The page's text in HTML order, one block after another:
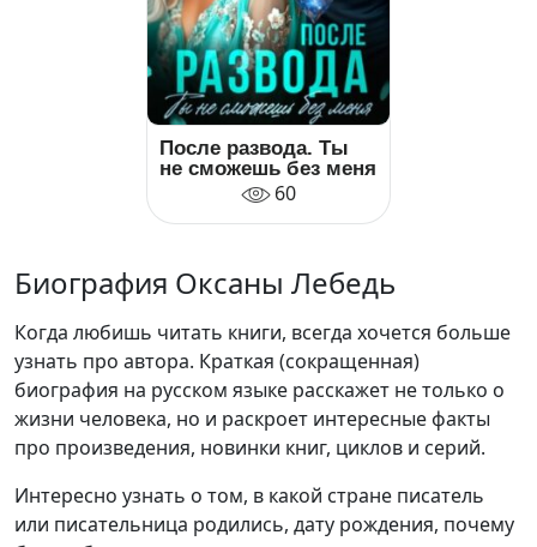
После развода. Ты
не сможешь без меня
60
Биография Оксаны Лебедь
Когда любишь читать книги, всегда хочется больше
узнать про автора. Краткая (сокращенная)
биография на русском языке расскажет не только о
жизни человека, но и раскроет интересные факты
про произведения, новинки книг, циклов и серий.
Интересно узнать о том, в какой стране писатель
или писательница родились, дату рождения, почему